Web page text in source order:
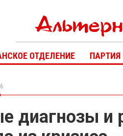
ОТДЕЛЕНИЕ ПАРТИЯ
диагнозы и